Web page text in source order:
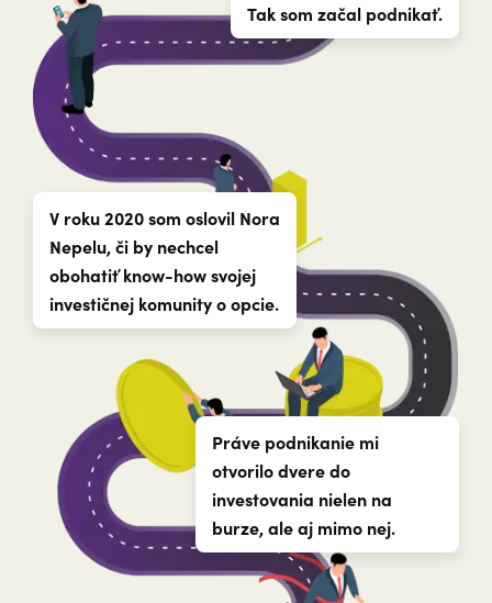
Tak som začal podnikať.
Práve podnikanie mi
otvorilo dvere do
investovania nielen na
burze, ale aj mimo nej.
V roku 2020 som oslovil Nora
Nepelu, či by nechcel
obohatiť know-how svojej
investičnej komunity o opcie.